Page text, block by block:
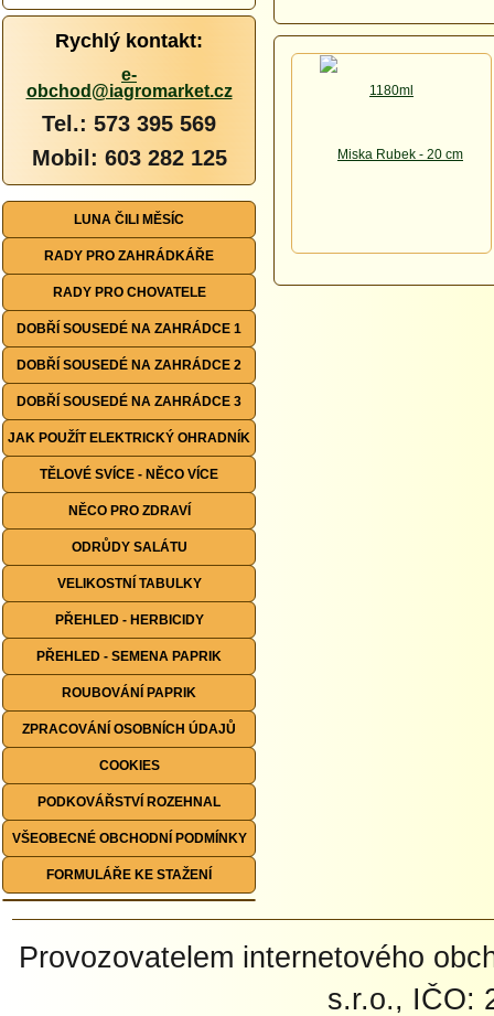
Rychlý kontakt:
e-
obchod@iagromarket.cz
Tel.: 573 395 569
Mobil: 603 282 125
LUNA ČILI MĚSÍC
RADY PRO ZAHRÁDKÁŘE
RADY PRO CHOVATELE
DOBŘÍ SOUSEDÉ NA ZAHRÁDCE 1
DOBŘÍ SOUSEDÉ NA ZAHRÁDCE 2
DOBŘÍ SOUSEDÉ NA ZAHRÁDCE 3
JAK POUŽÍT ELEKTRICKÝ OHRADNÍK
TĚLOVÉ SVÍCE - NĚCO VÍCE
NĚCO PRO ZDRAVÍ
ODRŮDY SALÁTU
VELIKOSTNÍ TABULKY
PŘEHLED - HERBICIDY
PŘEHLED - SEMENA PAPRIK
ROUBOVÁNÍ PAPRIK
ZPRACOVÁNÍ OSOBNÍCH ÚDAJŮ
COOKIES
PODKOVÁŘSTVÍ ROZEHNAL
VŠEOBECNÉ OBCHODNÍ PODMÍNKY
FORMULÁŘE KE STAŽENÍ
Provozovatelem internetového
s.r.o., IČO: